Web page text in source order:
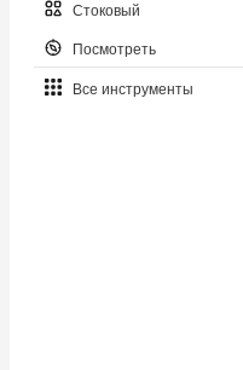
Стоковый
Посмотреть
Все инструменты